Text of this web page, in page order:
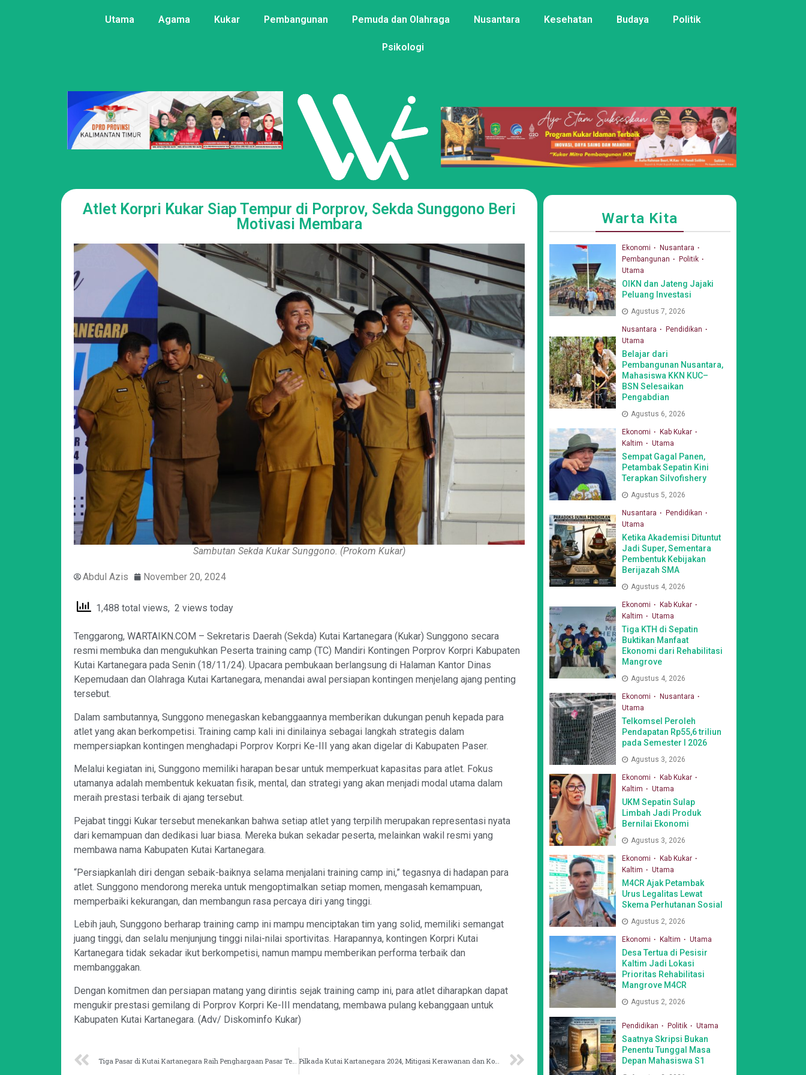
Utama Agama Kukar Pembangunan Pemuda dan Olahraga Nusantara Kesehatan Budaya Politik
Psikologi
Atlet Korpri Kukar Siap Tempur di Porprov, Sekda Sunggono Beri
Motivasi Membara
Sambutan Sekda Kukar Sunggono. (Prokom Kukar)
Abdul Azis November 20, 2024
1,488 total views, 2 views today
Tenggarong, WARTAIKN.COM – Sekretaris Daerah (Sekda) Kutai Kartanegara (Kukar) Sunggono secara
resmi membuka dan mengukuhkan Peserta training camp (TC) Mandiri Kontingen Porprov Korpri Kabupaten
Kutai Kartanegara pada Senin (18/11/24). Upacara pembukaan berlangsung di Halaman Kantor Dinas
Kepemudaan dan Olahraga Kutai Kartanegara, menandai awal persiapan kontingen menjelang ajang penting
tersebut.
Dalam sambutannya, Sunggono menegaskan kebanggaannya memberikan dukungan penuh kepada para
atlet yang akan berkompetisi. Training camp kali ini dinilainya sebagai langkah strategis dalam
mempersiapkan kontingen menghadapi Porprov Korpri Ke-III yang akan digelar di Kabupaten Paser.
Melalui kegiatan ini, Sunggono memiliki harapan besar untuk memperkuat kapasitas para atlet. Fokus
utamanya adalah membentuk kekuatan fisik, mental, dan strategi yang akan menjadi modal utama dalam
meraih prestasi terbaik di ajang tersebut.
Pejabat tinggi Kukar tersebut menekankan bahwa setiap atlet yang terpilih merupakan representasi nyata
dari kemampuan dan dedikasi luar biasa. Mereka bukan sekadar peserta, melainkan wakil resmi yang
membawa nama Kabupaten Kutai Kartanegara.
“Persiapkanlah diri dengan sebaik-baiknya selama menjalani training camp ini,” tegasnya di hadapan para
atlet. Sunggono mendorong mereka untuk mengoptimalkan setiap momen, mengasah kemampuan,
memperbaiki kekurangan, dan membangun rasa percaya diri yang tinggi.
Lebih jauh, Sunggono berharap training camp ini mampu menciptakan tim yang solid, memiliki semangat
juang tinggi, dan selalu menjunjung tinggi nilai-nilai sportivitas. Harapannya, kontingen Korpri Kutai
Kartanegara tidak sekadar ikut berkompetisi, namun mampu memberikan performa terbaik dan
membanggakan.
Dengan komitmen dan persiapan matang yang dirintis sejak training camp ini, para atlet diharapkan dapat
mengukir prestasi gemilang di Porprov Korpri Ke-III mendatang, membawa pulang kebanggaan untuk
Kabupaten Kutai Kartanegara. (Adv/ Diskominfo Kukar)
Warta Kita
Ekonomi
Nusantara
Pembangunan
Politik
Utama
OIKN dan Jateng Jajaki
Peluang Investasi
Agustus 7, 2026
Nusantara
Pendidikan
Utama
Belajar dari
Pembangunan Nusantara,
Mahasiswa KKN KUC–
BSN Selesaikan
Pengabdian
Agustus 6, 2026
Ekonomi
Kab Kukar
Kaltim
Utama
Sempat Gagal Panen,
Petambak Sepatin Kini
Terapkan Silvofishery
Agustus 5, 2026
Nusantara
Pendidikan
Utama
Ketika Akademisi Dituntut
Jadi Super, Sementara
Pembentuk Kebijakan
Berijazah SMA
Agustus 4, 2026
Ekonomi
Kab Kukar
Kaltim
Utama
Tiga KTH di Sepatin
Buktikan Manfaat
Ekonomi dari Rehabilitasi
Mangrove
Agustus 4, 2026
Ekonomi
Nusantara
Utama
Telkomsel Peroleh
Pendapatan Rp55,6 triliun
pada Semester I 2026
Agustus 3, 2026
Ekonomi
Kab Kukar
Kaltim
Utama
UKM Sepatin Sulap
Limbah Jadi Produk
Bernilai Ekonomi
Agustus 3, 2026
Ekonomi
Kab Kukar
Kaltim
Utama
M4CR Ajak Petambak
Urus Legalitas Lewat
Skema Perhutanan Sosial
Agustus 2, 2026
Ekonomi Kaltim Utama
Desa Tertua di Pesisir
Kaltim Jadi Lokasi
Prioritas Rehabilitasi
Mangrove M4CR
Agustus 2, 2026
Pendidikan Politik Utama
Saatnya Skripsi Bukan
Penentu Tunggal Masa
Depan Mahasiswa S1